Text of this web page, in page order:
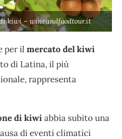
kiwi – wineandfoodtour.it
per il mercato del kiwi
di Latina, il più
rappresenta
di kiwiabbia subito una
di eventi climatici